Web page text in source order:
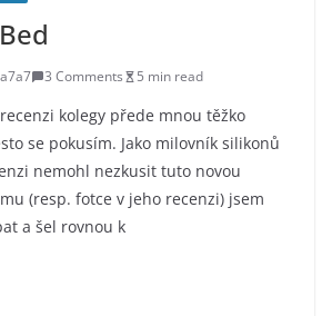
a7a7 3 Comments 5 min read
kolegy přede mnou těžko
se pokusím. Jako milovník silikonů
nemohl nezkusit tuto novou
(resp. fotce v jeho recenzi) jsem
a šel rovnou k